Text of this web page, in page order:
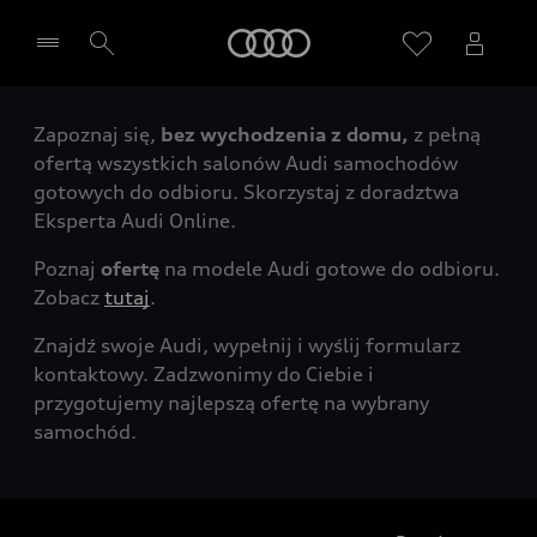
Wybierz Twojego Partnera Audi
Zapoznaj się, bez wychodzenia z domu, z pełną
ofertą wszystkich salonów Audi samochodów
gotowych do odbioru. Skorzystaj z doradztwa
Eksperta Audi Online.
Poznaj ofertę na modele Audi gotowe do odbioru.
Zobacz tutaj.
Znajdź swoje Audi, wypełnij i wyślij formularz
kontaktowy. Zadzwonimy do Ciebie i
przygotujemy najlepszą ofertę na wybrany
samochód.